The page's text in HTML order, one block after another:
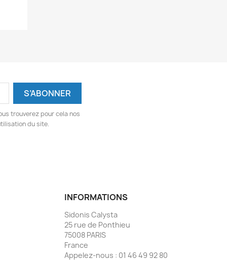
trouverez pour cela nos
du site.
INFORMATIONS
Sidonis Calysta
25 rue de Ponthieu
75008 PARIS
France
Appelez-nous : 01 46 49 92 80